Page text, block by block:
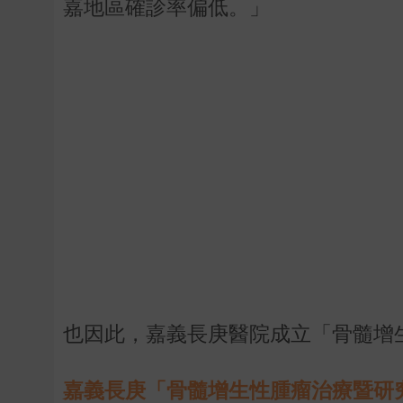
嘉地區確診率偏低。」
也因此，嘉義長庚醫院成立「骨髓
嘉義長庚「骨髓增生性腫瘤治療暨